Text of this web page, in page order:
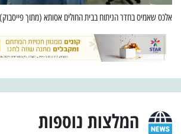
אלכס שאמיס בחדר הניתוח בבית החולים אסותא (מתוך פייסבוק)
המלצות נוספות